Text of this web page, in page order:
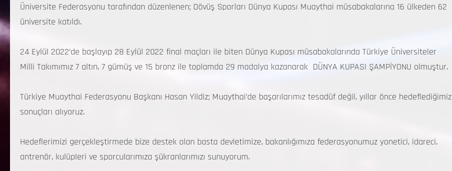
Üniversite Federasyonu tarafından düzenlenen; Dövüş Sporları Dünya Kupası Muaythai müsabakalarına 16 ülkeden 62
üniversite katıldı.
24 Eylül 2022’de başlayıp 28 Eylül 2022 final maçları ile biten Dünya Kupası müsabakalarında Türkiye Üniversiteler
Milli Takımımız 7 altın, 7 gümüş ve 15 bronz ile toplamda 29 madalya kazanarak DÜNYA KUPASI ŞAMPİYONU olmuştur.
Türkiye Muaythai Federasyonu Başkanı Hasan Yildiz; Muaythai’de başarılarımız tesadüf değil, yıllar önce hedeflediğimiz
sonuçları alıyoruz.
Hedeflerimizi gerçekleştirmede bize destek olan basta devletimize, bakanlığımıza federasyonumuz yonetici, idareci,
antrenör, kulüpleri ve sporcularımıza şükranlarımızı sunuyorum.